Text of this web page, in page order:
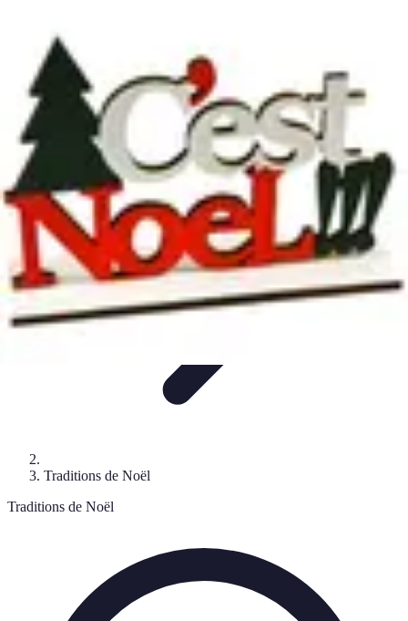
Idées et Inspirations
AmbianceTraditions de Noël
Magie de Noël
Traditions de Noël
Traditions de Noël